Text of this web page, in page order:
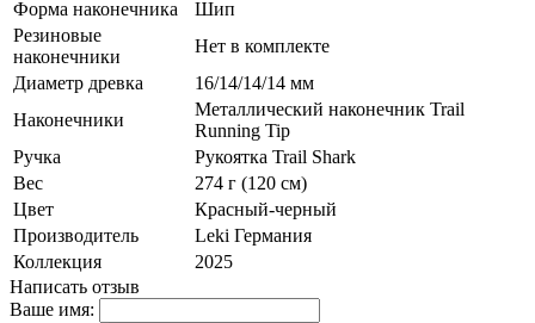
Форма наконечника
Шип
Резиновые
наконечники
Нет в комплекте
Диаметр древка
16/14/14/14 мм
Наконечники
Металлический наконечник Trail
Running Tip
Ручка
Рукоятка Trail Shark
Вес
274 г (120 см)
Цвет
Красный-черный
Производитель
Leki Германия
Коллекция
2025
Написать отзыв
Ваше имя: